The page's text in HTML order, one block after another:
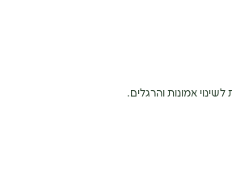
אמונות והרגלים.